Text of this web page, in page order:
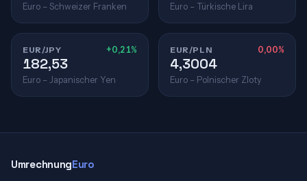
Euro – Schweizer Franken Euro – Türkische Lira
EUR/JPY +0,21%
182,53
Euro – Japanischer Yen
EUR/PLN 0,00%
4,3004
Euro – Polnischer Zloty
UmrechnungEuro